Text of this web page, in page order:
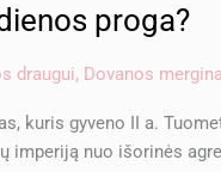
proga?
draugui, Dovanos
kuris gyveno II a.
imperiją nuo išorinės